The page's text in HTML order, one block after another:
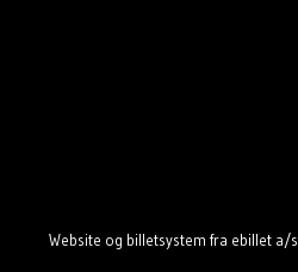
Website og billetsystem fra ebillet a/s